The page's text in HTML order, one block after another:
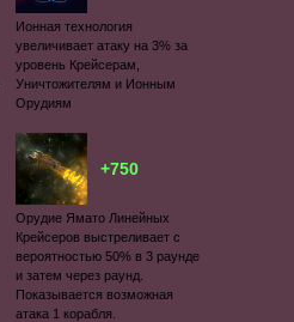
Ионная технология
увеличивает атаку на 3% за
уровень Крейсерам,
Уничтожителям и Ионным
Орудиям
+750
Орудие Ямато Линейных
Крейсеров выстреливает с
вероятностью 50% в 3 раунде
и затем через раунд.
Показывается возможная
атака 1 корабля.